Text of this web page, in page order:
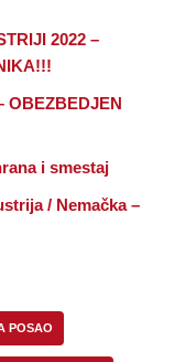
2022 –
OBEZBEDJEN
i smestaj
/ Nemačka –
POSAO